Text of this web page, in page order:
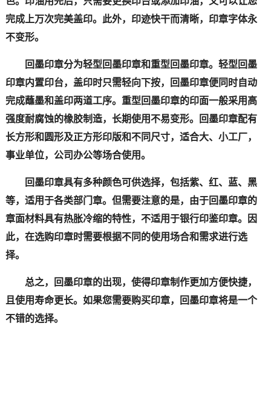
完成上万次完美盖印。此外，印迹快干而清晰，印章字体永
不变形。
回墨印章分为轻型回墨印章和重型回墨印章。轻型回墨
印章内置印台，盖印时只需轻向下按，回墨印章便同时自动
完成蘸墨和盖印两道工序。重型回墨印章的印面一般采用高
强度耐腐蚀的橡胶制造，长期使用不易变形。回墨印章配有
长方形和圆形及正方形印版和不同尺寸，适合大、小工厂，
事业单位，公司办公等场合使用。
回墨印章具有多种颜色可供选择，包括紫、红、蓝、黑
等，适用于各类部门章。但需要注意的是，由于回墨印章的
章面材料具有热胀冷缩的特性，不适用于银行印鉴印章。因
此，在选购印章时需要根据不同的使用场合和需求进行选
择。
总之，回墨印章的出现，使得印章制作更加方便快捷，
且使用寿命更长。如果您需要购买印章，回墨印章将是一个
不错的选择。